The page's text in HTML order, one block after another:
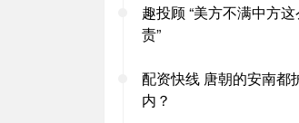
趣投顾 “美方不满中方
责”
配资快线 唐朝的安南都
内？